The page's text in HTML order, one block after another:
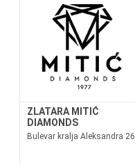
ZLATARA MITIĆ
DIAMONDS
Bulevar kralja Aleksandra 26